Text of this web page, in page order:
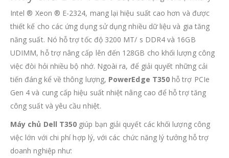
Intel ® Xeon ® E-2324, mang lại hiệu suất cao hơn và được
thiết kế cho các ứng dụng sử dụng nhiều dữ liệu và gia tăng
năng suất. Nó hỗ trợ tốc độ 3200 MT/ s DDR4 và 16GB
UDIMM, hỗ trợ nâng cấp lên đến 128GB cho khối lượng công
việc đòi hỏi nhiều bộ nhớ. Ngoài ra, để giải quyết những cải
tiến đáng kể về thông lượng, PowerEdge T350 hỗ trợ PCIe
Gen 4 và cung cấp hiệu suất nhiệt nâng cao để hỗ trợ tăng
công suất và yêu cầu nhiệt.
Máy chủ Dell T350 giúp bạn giải quyết các khối lượng công
việc lớn với chi phí hợp lý, với các chức năng lý tưởng hỗ trợ
doanh nghiệp như: